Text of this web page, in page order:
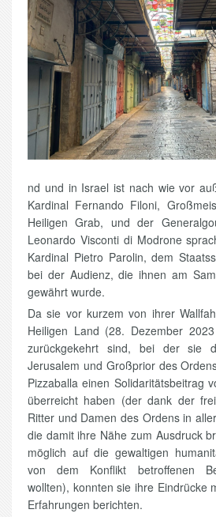
nd und in Israel ist nach wie vor
Kardinal Fernando Filoni,
Heiligen Grab, und der
Leonardo Visconti di Modrone
Kardinal Pietro Parolin, dem
bei der Audienz, die ihnen am
gewährt wurde.
Da sie vor kurzem von ihrer
Heiligen Land (28. Dezember
zurückgekehrt sind, bei der sie
Jerusalem und Großprior des
Pizzaballa einen Solidaritätsbeitrag
überreicht haben (der dank der
Ritter und Damen des Ordens in
die damit ihre Nähe zum Ausdruck
möglich auf die gewaltigen
von dem Konflikt betroffenen
wollten), konnten sie ihre Eindrücke
Erfahrungen berichten.